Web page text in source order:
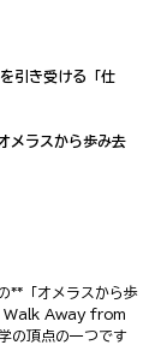
引き受ける「仕
メラスから歩み去
**「オメラスから歩
Walk Away from
頂点の一つです